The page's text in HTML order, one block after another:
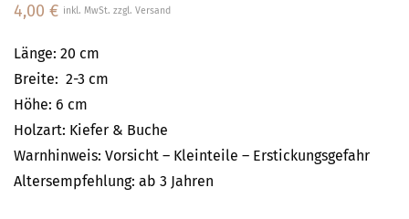
4,00 € inkl. MwSt. zzgl. Versand
Länge: 20 cm
Breite: 2-3 cm
Höhe: 6 cm
Holzart: Kiefer & Buche
Warnhinweis: Vorsicht – Kleinteile – Erstickungsgefahr
Altersempfehlung: ab 3 Jahren